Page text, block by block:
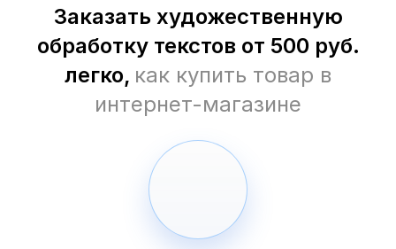
Заказать художественную
обработку текстов от 500 руб.
легко, как купить товар в
интернет-магазине